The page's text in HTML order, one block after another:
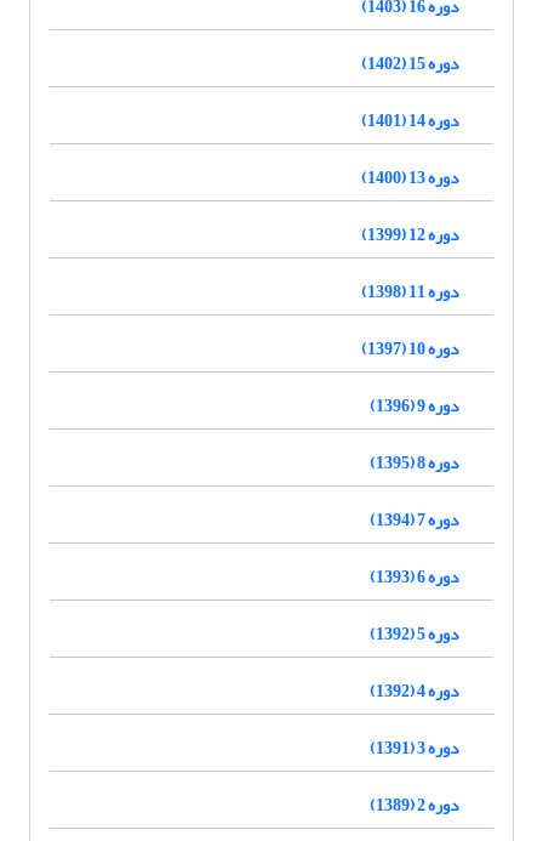
دوره 15 (1402)
دوره 14 (1401)
دوره 13 (1400)
دوره 12 (1399)
دوره 11 (1398)
دوره 10 (1397)
دوره 9 (1396)
دوره 8 (1395)
دوره 7 (1394)
دوره 6 (1393)
دوره 5 (1392)
دوره 4 (1392)
دوره 3 (1391)
دوره 2 (1389)